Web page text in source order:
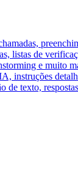
listas de
e muito
instruções
de texto,